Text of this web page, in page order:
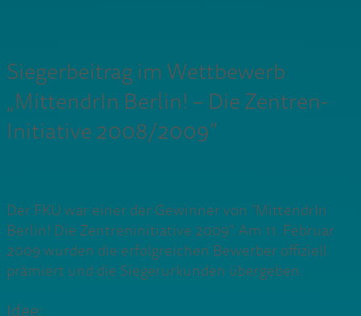
Siegerbeitrag im Wettbewerb
„MittendrIn Berlin! – Die Zentren-
Initiative 2008/2009“
Der FKU war einer der Gewinner von “MittendrIn
Berlin! Die Zentreninitiative 2009”. Am 11. Februar
2009 wurden die erfolgreichen Bewerber offiziell
prämiert und die Siegerurkunden übergeben.